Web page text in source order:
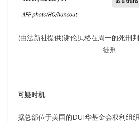
(由法新社提供)谢伦贝格在周一的死刑
徒刑
可疑时机
据总部位于美国的DUI华基金会权利组